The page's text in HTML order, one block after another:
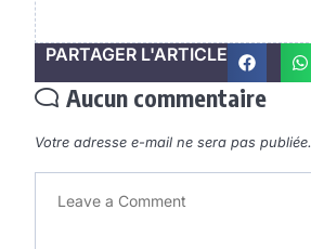
PARTAGER L'ARTICLE
Aucun commentaire
Votre adresse e-mail ne sera pas publiée.